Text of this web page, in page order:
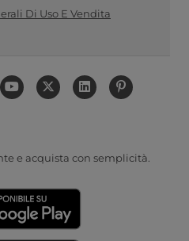
Di Uso E Vendita
e acquista con semplicità.